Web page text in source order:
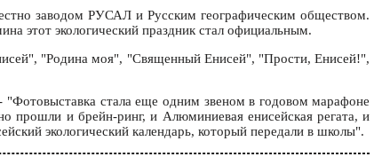
заводом РУСАЛ и Русским географическим обществом.
этот экологический праздник стал официальным.
"Родина моя", "Священный Енисей", "Прости, Енисей!",
стала еще одним звеном в годовом марафоне
прошли и брейн-ринг, и Алюминиевая енисейская регата, и
экологический календарь, который передали в школы".